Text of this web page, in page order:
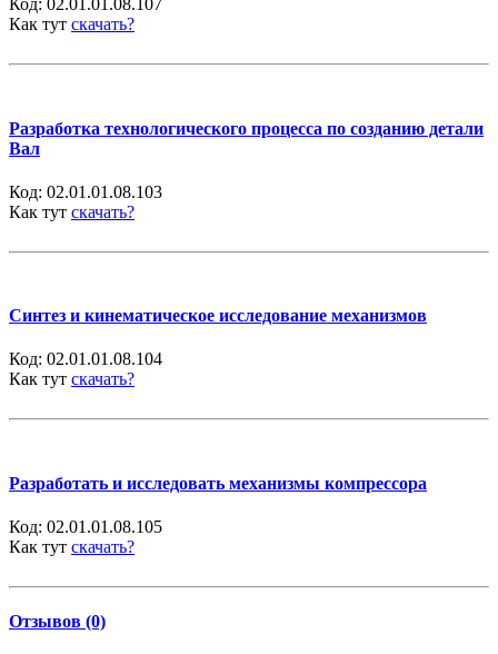
Код: 02.01.01.08.107
Как тут скачать?
Разработка технологического процесса по созданию детали
Вал
Код: 02.01.01.08.103
Как тут скачать?
Синтез и кинематическое исследование механизмов
Код: 02.01.01.08.104
Как тут скачать?
Разработать и исследовать механизмы компрессора
Код: 02.01.01.08.105
Как тут скачать?
Отзывов (0)